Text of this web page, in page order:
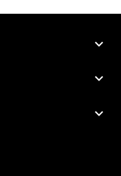


